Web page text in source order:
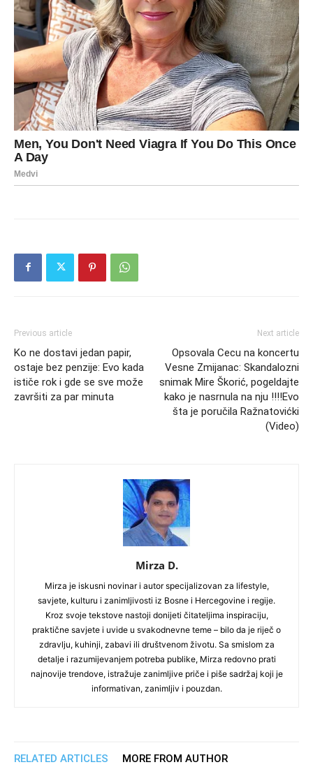
Previous article
Ko ne dostavi jedan papir,
ostaje bez penzije: Evo kada
ističe rok i gde se sve može
završiti za par minuta
Next article
Opsovala Cecu na koncertu
Vesne Zmijanac: Skandalozni
snimak Mire Škorić, pogeldajte
kako je nasrnula na nju !!!!Evo
šta je poručila Ražnatovićki
(Video)
Mirza D.
Mirza je iskusni novinar i autor specijalizovan za lifestyle,
savjete, kulturu i zanimljivosti iz Bosne i Hercegovine i regije.
Kroz svoje tekstove nastoji donijeti čitateljima inspiraciju,
praktične savjete i uvide u svakodnevne teme – bilo da je riječ o
zdravlju, kuhinji, zabavi ili društvenom životu. Sa smislom za
detalje i razumijevanjem potreba publike, Mirza redovno prati
najnovije trendove, istražuje zanimljive priče i piše sadržaj koji je
informativan, zanimljiv i pouzdan.
RELATED ARTICLES MORE FROM AUTHOR